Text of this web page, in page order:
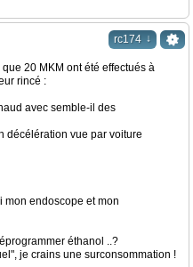
rc174 ↓
20 MKM ont été effectués à
rincé :
avec semble-il des
décélération vue par voiture
mon endoscope et mon
éthanol ..?
je crains une surconsommation !